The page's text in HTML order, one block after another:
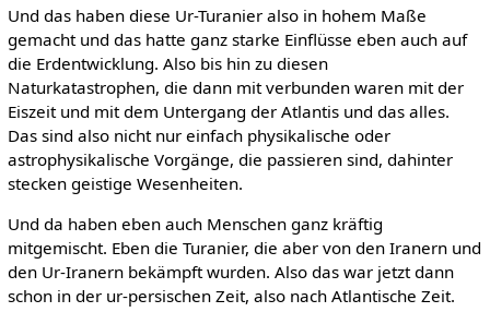
Und das haben diese Ur-Turanier also in hohem Maße
gemacht und das hatte ganz starke Einflüsse eben auch auf
die Erdentwicklung. Also bis hin zu diesen
Naturkatastrophen, die dann mit verbunden waren mit der
Eiszeit und mit dem Untergang der Atlantis und das alles.
Das sind also nicht nur einfach physikalische oder
astrophysikalische Vorgänge, die passieren sind, dahinter
stecken geistige Wesenheiten.
Und da haben eben auch Menschen ganz kräftig
mitgemischt. Eben die Turanier, die aber von den Iranern und
den Ur-Iranern bekämpft wurden. Also das war jetzt dann
schon in der ur-persischen Zeit, also nach Atlantische Zeit.